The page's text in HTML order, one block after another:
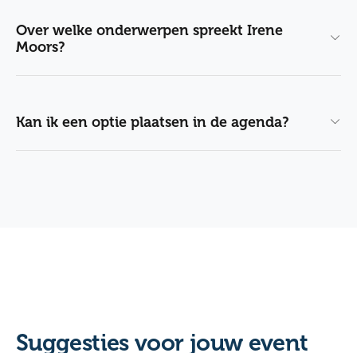
Over welke onderwerpen spreekt Irene
Moors?
Kan ik een optie plaatsen in de agenda?
Suggesties voor jouw event